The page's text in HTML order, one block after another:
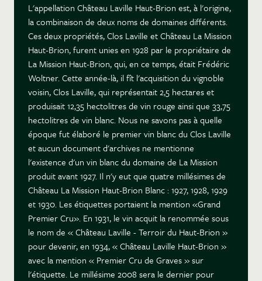
L'appellation Château Laville Haut-Brion est, à l'origine,
la combinaison de deux noms de domaines différents.
Ces deux propriétés, Clos Laville et Château La Mission
Haut-Brion, furent unies en 1928 par le propriétaire de
La Mission Haut-Brion, qui, en ce temps, était Frédéric
Woltner. Cette année-là, il fît l'acquisition du vignoble
voisin, Clos Laville, qui représentait 2,5 hectares et
produisait 12,35 hectolitres de vin rouge ainsi que 33,75
hectolitres de vin blanc. Nous ne savons pas à quelle
époque fut élaboré le premier vin blanc du Clos Laville
et aucun document d'archives ne mentionne
l'existence d'un vin blanc du domaine de La Mission
produit avant 1927. Il n'y eut que quatre millésimes de
Château La Mission Haut-Brion Blanc : 1927, 1928, 1929
et 1930. Les étiquettes portaient la mention «Grand
Premier Cru». En 1931, le vin acquit la renommée sous
le nom de « Château Laville - Terroir du Haut-Brion »
pour devenir, en 1934, « Château Laville Haut-Brion »
avec la mention « Premier Cru de Graves » sur
l'étiquette. Le millésime 2008 sera le dernier pour